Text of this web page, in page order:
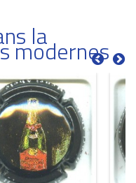
la
modernes